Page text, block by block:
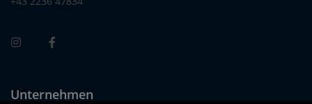
Unternehmen